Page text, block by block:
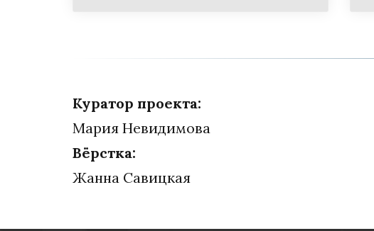
Куратор проекта:
Мария Невидимова
Вёрстка:
Жанна Савицкая